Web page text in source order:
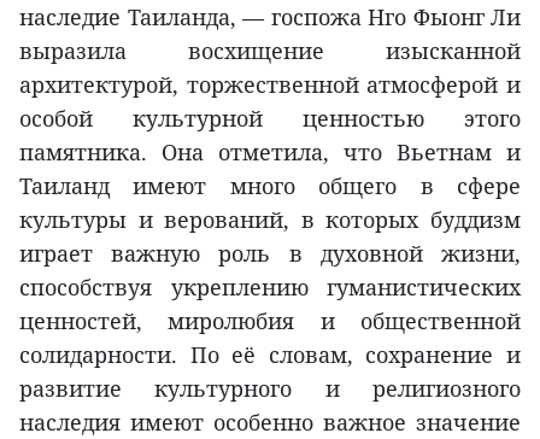
наследие Таиланда, — госпожа Нго Фыонг Ли
выразила восхищение изысканной
архитектурой, торжественной атмосферой и
особой культурной ценностью этого
памятника. Она отметила, что Вьетнам и
Таиланд имеют много общего в сфере
культуры и верований, в которых буддизм
играет важную роль в духовной жизни,
способствуя укреплению гуманистических
ценностей, миролюбия и общественной
солидарности. По её словам, сохранение и
развитие культурного и религиозного
наследия имеют особенно важное значение